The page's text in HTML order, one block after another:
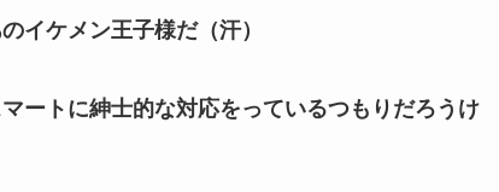
イケメン王子様だ（汗）
ートに紳士的な対応をっているつもりだろうけ